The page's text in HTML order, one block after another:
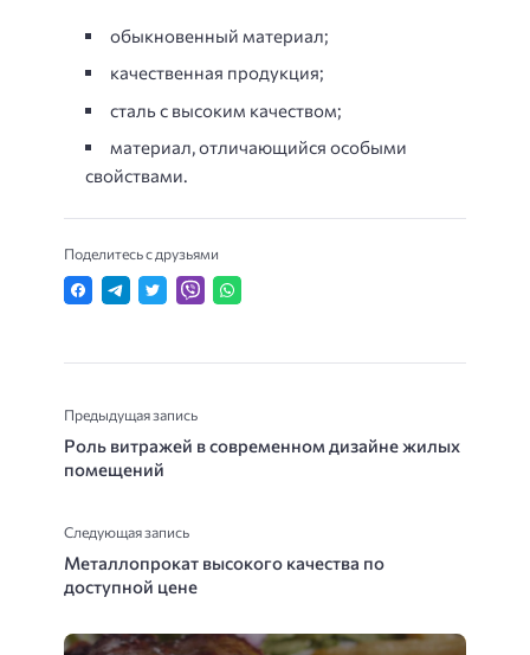
обыкновенный материал;
качественная продукция;
сталь с высоким качеством;
материал, отличающийся особыми
свойствами.
Поделитесь с друзьями
Предыдущая запись
Роль витражей в современном дизайне жилых
помещений
Следующая запись
Металлопрокат высокого качества по
доступной цене